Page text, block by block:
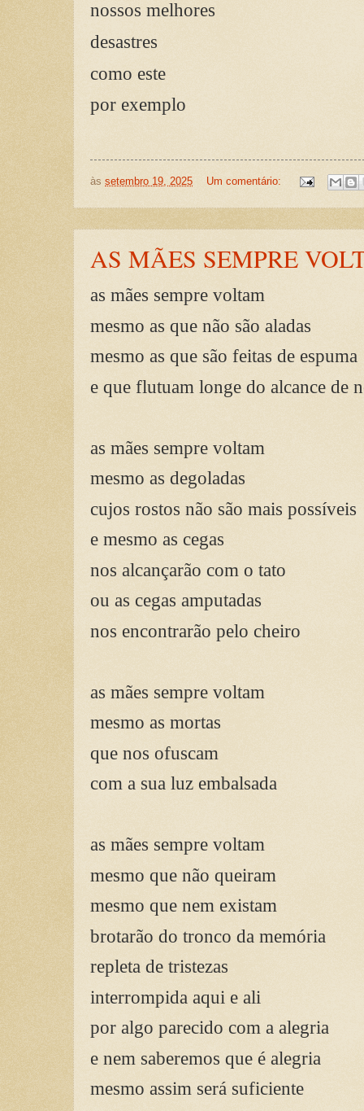
nossos melhores
desastres
como este
por exemplo
às setembro 19, 2025 Um comentário:
AS MÃES SEMPRE
as mães sempre voltam
mesmo as que não são aladas
mesmo as que são feitas de espuma
e que flutuam longe do alcance de
as mães sempre voltam
mesmo as degoladas
cujos rostos não são mais possíveis
e mesmo as cegas
nos alcançarão com o tato
ou as cegas amputadas
nos encontrarão pelo cheiro
as mães sempre voltam
mesmo as mortas
que nos ofuscam
com a sua luz embalsada
as mães sempre voltam
mesmo que não queiram
mesmo que nem existam
brotarão do tronco da memória
repleta de tristezas
interrompida aqui e ali
por algo parecido com a alegria
e nem saberemos que é alegria
mesmo assim será suficiente